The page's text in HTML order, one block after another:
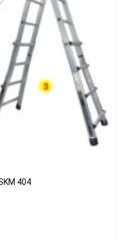
404